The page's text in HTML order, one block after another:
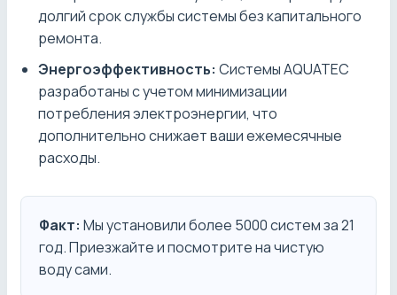
долгий срок службы системы без капитального
ремонта.
Энергоэффективность: Системы AQUATEC
разработаны с учетом минимизации
потребления электроэнергии, что
дополнительно снижает ваши ежемесячные
расходы.
Факт: Мы установили более 5000 систем за 21
год. Приезжайте и посмотрите на чистую
воду сами.